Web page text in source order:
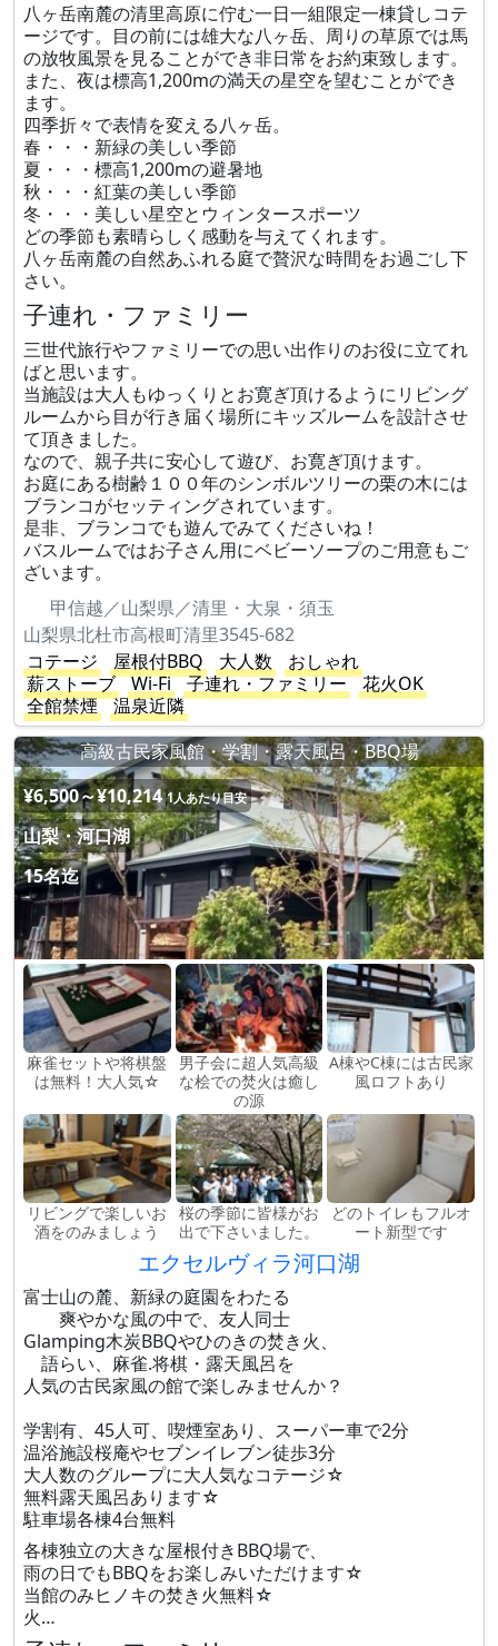
八ヶ岳南麓の清里高原に佇む一日一組限定一棟貸しコテ
ージです。目の前には雄大な八ヶ岳、周りの草原では馬
の放牧風景を見ることができ非日常をお約束致します。
また、夜は標高1,200mの満天の星空を望むことができ
ます。
四季折々で表情を変える八ヶ岳。
春・・・新緑の美しい季節
夏・・・標高1,200mの避暑地
秋・・・紅葉の美しい季節
冬・・・美しい星空とウィンタースポーツ
どの季節も素晴らしく感動を与えてくれます。
八ヶ岳南麓の自然あふれる庭で贅沢な時間をお過ごし下
さい。
子連れ・ファミリー
三世代旅行やファミリーでの思い出作りのお役に立てれ
ばと思います。
当施設は大人もゆっくりとお寛ぎ頂けるようにリビング
ルームから目が行き届く場所にキッズルームを設計させ
て頂きました。
なので、親子共に安心して遊び、お寛ぎ頂けます。
お庭にある樹齢１００年のシンボルツリーの栗の木には
ブランコがセッティングされています。
是非、ブランコでも遊んでみてくださいね！
バスルームではお子さん用にベビーソープのご用意もご
ざいます。
甲信越／山梨県／清里・大泉・須玉
山梨県北杜市高根町清里3545-682
コテージ
屋根付BBQ 大人数
おしゃれ
薪ストーブ
Wi-Fi 子連れ・ファミリー
花火OK
全館禁煙
温泉近隣
高級古民家風館・学割・露天風呂・BBQ場
¥6,500～¥10,214 1人あたり目安
山梨・河口湖
15名迄
麻雀セットや将棋盤
は無料！大人気☆
男子会に超人気高級
な桧での焚火は癒し
の源
A棟やC棟には古民家
風ロフトあり
リビングで楽しいお
酒をのみましょう
桜の季節に皆様がお
出で下さいました。
どのトイレもフルオ
ート新型です
エクセルヴィラ河口湖
富士山の麓、新緑の庭園をわたる
爽やかな風の中で、友人同士
Glamping木炭BBQやひのきの焚き火、
語らい、麻雀.将棋・露天風呂を
人気の古民家風の館で楽しみませんか？
学割有、45人可、喫煙室あり、スーパー車で2分
温浴施設桜庵やセブンイレブン徒歩3分
大人数のグループに大人気なコテージ☆
無料露天風呂あります☆
駐車場各棟4台無料
各棟独立の大きな屋根付きBBQ場で、
雨の日でもBBQをお楽しみいただけます☆
当館のみヒノキの焚き火無料☆
火…